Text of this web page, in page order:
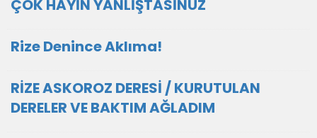
ÇOK HAYİN YANLİŞTASİNUZ
Rize Denince Aklıma!
RİZE ASKOROZ DERESİ / KURUTULAN
DERELER VE BAKTIM AĞLADIM